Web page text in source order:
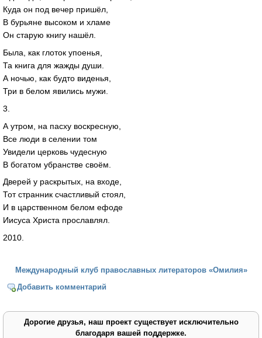
Куда он под вечер пришёл,
В бурьяне высоком и хламе
Он старую книгу нашёл.
Была, как глоток упоенья,
Та книга для жажды души.
А ночью, как будто виденья,
Три в белом явились мужи.
3.
А утром, на пасху воскресную,
Все люди в селении том
Увидели церковь чудесную
В богатом убранстве своём.
Дверей у раскрытых, на входе,
Тот странник счастливый стоял,
И в царственном белом ефоде
Иисуса Христа прославлял.
2010.
Международный клуб православных литераторов «Омилия»
Добавить комментарий
Дорогие друзья, наш проект существует исключительно
благодаря вашей поддержке.